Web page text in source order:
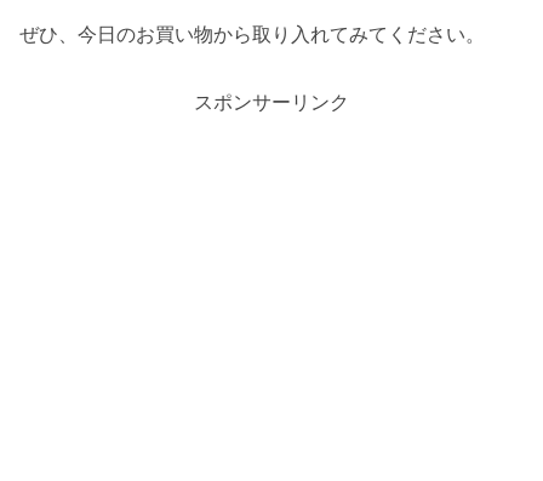
ぜひ、今日のお買い物から取り入れてみてください。
スポンサーリンク